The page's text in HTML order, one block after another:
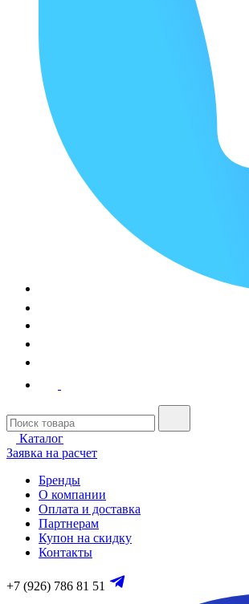
Каталог
Заявка на расчет
Бренды
О компании
Оплата и доставка
Партнерам
Купон на скидку
Контакты
+7 (926) 786 81 51